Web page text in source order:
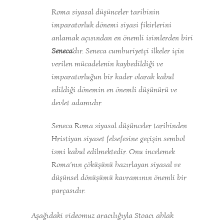
Roma siyasal düşünceler tarihinin
imparatorluk dönemi siyasi fikirlerini
anlamak açısından en önemli isimlerden biri
Seneca'dır. Seneca cumhuriyetçi ilkeler için
verilen mücadelenin kaybedildiği ve
imparatorluğun bir kader olarak kabul
edildiği dönemin en önemli düşünürü ve
devlet adamıdır.
Seneca Roma siyasal düşünceler tarihinden
Hristiyan siyaset felsefesine geçişin sembol
ismi kabul edilmektedir. Onu incelemek
Roma’nın çöküşünü hazırlayan siyasal ve
düşünsel dönüşümü kavramının önemli bir
parçasıdır.
Aşağıdaki videomuz aracılığıyla Stoacı ahlak